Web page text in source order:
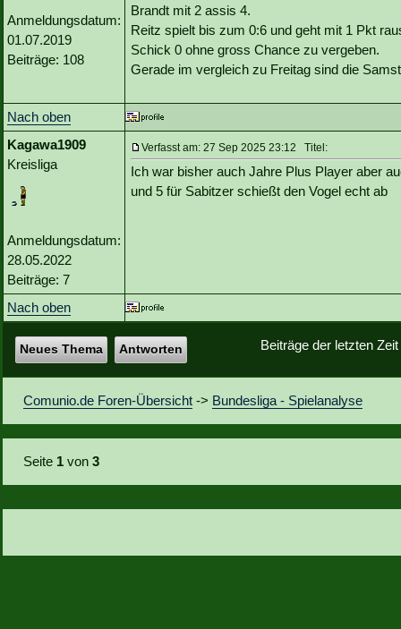
Anmeldungsdatum:
01.07.2019
Beiträge: 108
Brandt mit 2 assis 4.
Reitz spielt bis zum 0:6 und geht mit 1 Pkt
Schick 0 ohne gross Chance zu vergeben.
Gerade im vergleich zu Freitag sind die
Nach oben
Kagawa1909
Kreisliga
Anmeldungsdatum:
28.05.2022
Beiträge: 7
Verfasst am: 27 Sep 2025 23:12 Titel:
Ich war bisher auch Jahre Plus Player aber
und 5 für Sabitzer schießt den Vogel echt ab
Nach oben
Beiträge der letzten
Neues Thema Antworten
Comunio.de Foren-Übersicht -> Bundesliga - Spielanalyse
Seite 1 von3